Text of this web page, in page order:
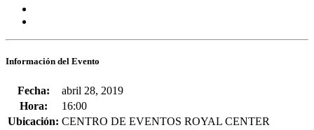
Información del Evento
Fecha:
abril 28, 2019
Hora:
16:00
Ubicación: CENTRO DE EVENTOS ROYAL CENTER